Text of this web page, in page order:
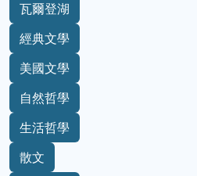
瓦爾登湖
經典文學
美國文學
自然哲學
生活哲學
散文